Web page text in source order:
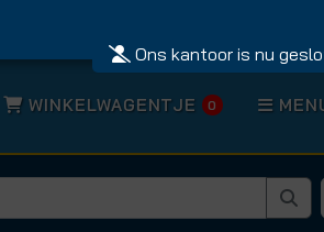
Ons kantoor is nu
WINKELWAGENTJE 0